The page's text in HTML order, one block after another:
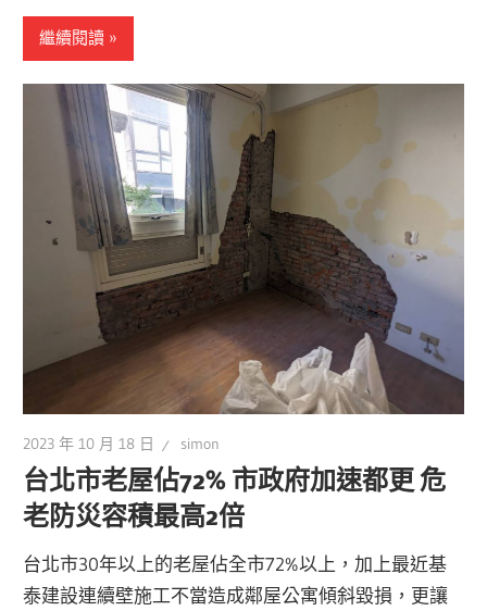
繼續閱讀
2023 年 10 月 18 日 simon
台北市老屋佔72% 市政府加速都更 危
老防災容積最高2倍
台北市30年以上的老屋佔全市72%以上，加上最近基
泰建設連續壁施工不當造成鄰屋公寓傾斜毀損，更讓